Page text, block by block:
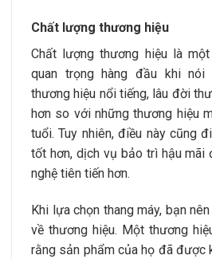
Chất lượng thương hiệu
Chất lượng thương hiệu là
quan trọng hàng đầu khi
thương hiệu nổi tiếng, lâu đời
hơn so với những thương hiệu
tuổi. Tuy nhiên, điều này cũng
tốt hơn, dịch vụ bảo trì hậu mãi
nghệ tiên tiến hơn.
Khi lựa chọn thang máy, bạn
về thương hiệu. Một thương
rằng sản phẩm của họ đã được